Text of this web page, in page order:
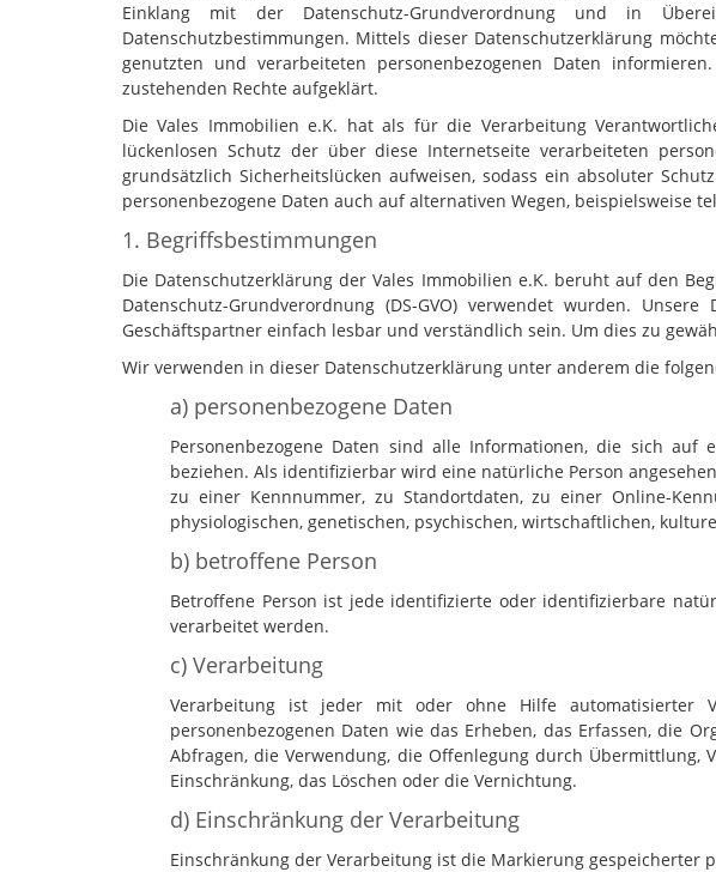
Einklang mit der Datenschutz-Grundverordnung und in
Datenschutzbestimmungen. Mittels dieser Datenschutzerklärung
genutzten und verarbeiteten personenbezogenen Daten
zustehenden Rechte aufgeklärt.
Die Vales Immobilien e.K. hat als für die Verarbeitung
lückenlosen Schutz der über diese Internetseite verarbeiteten
grundsätzlich Sicherheitslücken aufweisen, sodass ein absoluter
personenbezogene Daten auch auf alternativen Wegen, beispielsweise
1. Begriffsbestimmungen
Die Datenschutzerklärung der Vales Immobilien e.K. beruht auf den
Datenschutz-Grundverordnung (DS-GVO) verwendet wurden.
Geschäftspartner einfach lesbar und verständlich sein. Um dies zu
Wir verwenden in dieser Datenschutzerklärung unter anderem die
a) personenbezogene Daten
Personenbezogene Daten sind alle Informationen, die sich auf
beziehen. Als identifizierbar wird eine natürliche Person
zu einer Kennnummer, zu Standortdaten, zu einer Online-
physiologischen, genetischen, psychischen, wirtschaftlichen,
b) betroffene Person
Betroffene Person ist jede identifizierte oder identifizierbare
verarbeitet werden.
c) Verarbeitung
Verarbeitung ist jeder mit oder ohne Hilfe automatisierter
personenbezogenen Daten wie das Erheben, das Erfassen, die
Abfragen, die Verwendung, die Offenlegung durch
Einschränkung, das Löschen oder die Vernichtung.
d) Einschränkung der Verarbeitung
Einschränkung der Verarbeitung ist die Markierung gespeicherter